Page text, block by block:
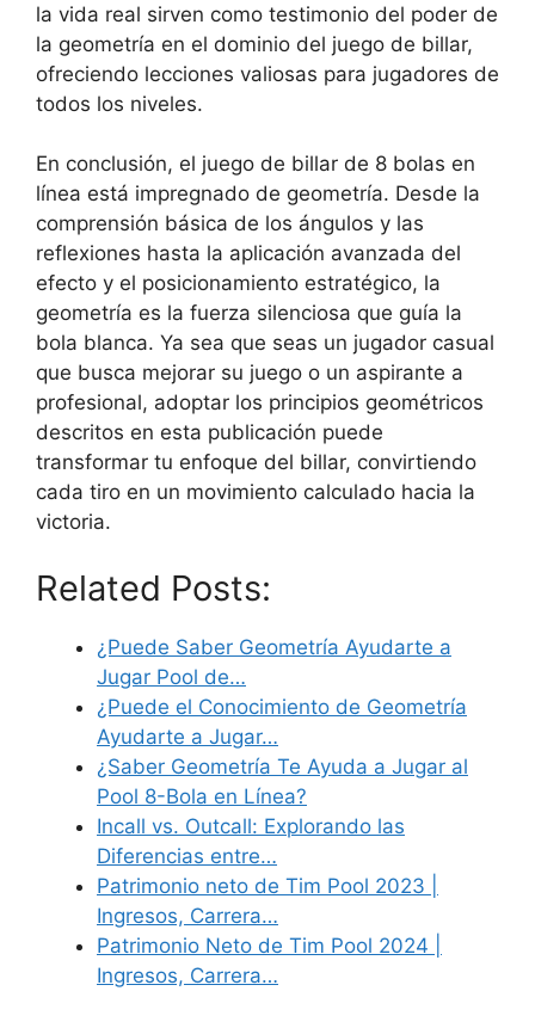
la vida real sirven como testimonio del poder de
la geometría en el dominio del juego de billar,
ofreciendo lecciones valiosas para jugadores de
todos los niveles.
En conclusión, el juego de billar de 8 bolas en
línea está impregnado de geometría. Desde la
comprensión básica de los ángulos y las
reflexiones hasta la aplicación avanzada del
efecto y el posicionamiento estratégico, la
geometría es la fuerza silenciosa que guía la
bola blanca. Ya sea que seas un jugador casual
que busca mejorar su juego o un aspirante a
profesional, adoptar los principios geométricos
descritos en esta publicación puede
transformar tu enfoque del billar, convirtiendo
cada tiro en un movimiento calculado hacia la
victoria.
Related Posts:
¿Puede Saber Geometría Ayudarte a
Jugar Pool de…
¿Puede el Conocimiento de Geometría
Ayudarte a Jugar…
¿Saber Geometría Te Ayuda a Jugar al
Pool 8-Bola en Línea?
Incall vs. Outcall: Explorando las
Diferencias entre…
Patrimonio neto de Tim Pool 2023 |
Ingresos, Carrera…
Patrimonio Neto de Tim Pool 2024 |
Ingresos, Carrera…